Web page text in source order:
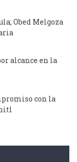
Obed Melgoza
alcance en la
con la